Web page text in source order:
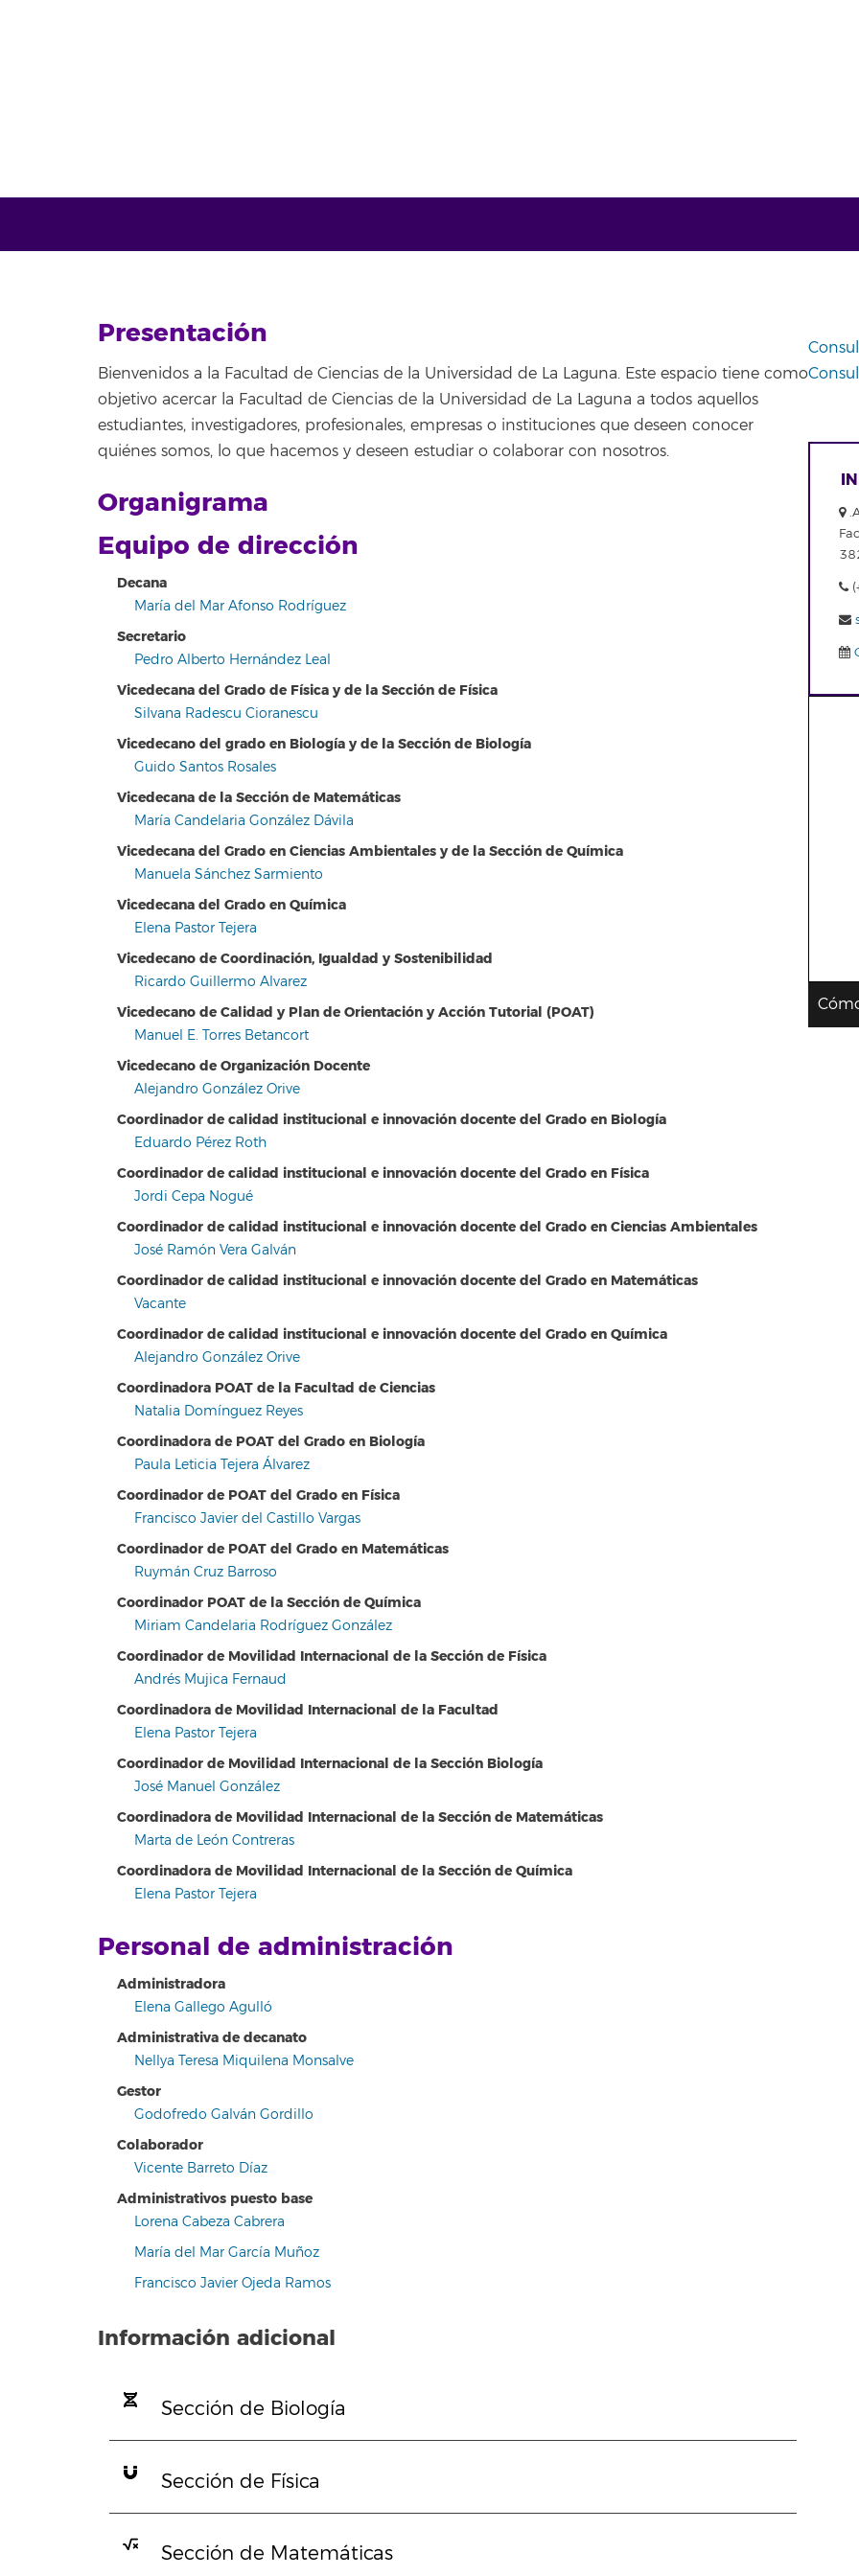
Presentación
Bienvenidos a la Facultad de Ciencias de la Universidad de La Laguna. Este espacio tiene como
objetivo acercar la Facultad de Ciencias de la Universidad de La Laguna a todos aquellos
estudiantes, investigadores, profesionales, empresas o instituciones que deseen conocer
quiénes somos, lo que hacemos y deseen estudiar o colaborar con nosotros.
Organigrama
Equipo de dirección
Decana
María del Mar Afonso Rodríguez
Secretario
Pedro Alberto Hernández Leal
Vicedecana del Grado de Física y de la Sección de Física
Silvana Radescu Cioranescu
Vicedecano del grado en Biología y de la Sección de Biología
Guido Santos Rosales
Vicedecana de la Sección de Matemáticas
María Candelaria González Dávila
Vicedecana del Grado en Ciencias Ambientales y de la Sección de Química
Manuela Sánchez Sarmiento
Vicedecana del Grado en Química
Elena Pastor Tejera
Vicedecano de Coordinación, Igualdad y Sostenibilidad
Ricardo Guillermo Alvarez
Vicedecano de Calidad y Plan de Orientación y Acción Tutorial (POAT)
Manuel E. Torres Betancort
Vicedecano de Organización Docente
Alejandro González Orive
Coordinador de calidad institucional e innovación docente del Grado en Biología
Eduardo Pérez Roth
Coordinador de calidad institucional e innovación docente del Grado en Física
Jordi Cepa Nogué
Coordinador de calidad institucional e innovación docente del Grado en Ciencias Ambientales
José Ramón Vera Galván
Coordinador de calidad institucional e innovación docente del Grado en Matemáticas
Vacante
Coordinador de calidad institucional e innovación docente del Grado en Química
Alejandro González Orive
Coordinadora POAT de la Facultad de Ciencias
Natalia Domínguez Reyes
Coordinadora de POAT del Grado en Biología
Paula Leticia Tejera Álvarez
Coordinador de POAT del Grado en Física
Francisco Javier del Castillo Vargas
Coordinador de POAT del Grado en Matemáticas
Ruymán Cruz Barroso
Coordinador POAT de la Sección de Química
Miriam Candelaria Rodríguez González
Coordinador de Movilidad Internacional de la Sección de Física
Andrés Mujica Fernaud
Coordinadora de Movilidad Internacional de la Facultad
Elena Pastor Tejera
Coordinador de Movilidad Internacional de la Sección Biología
José Manuel González
Coordinadora de Movilidad Internacional de la Sección de Matemáticas
Marta de León Contreras
Coordinadora de Movilidad Internacional de la Sección de Química
Elena Pastor Tejera
Personal de administración
Administradora
Elena Gallego Agulló
Administrativa de decanato
Nellya Teresa Miquilena Monsalve
Gestor
Godofredo Galván Gordillo
Colaborador
Vicente Barreto Díaz
Administrativos puesto base
Lorena Cabeza Cabrera
María del Mar García Muñoz
Francisco Javier Ojeda Ramos
Información adicional
Sección de Biología
Sección de Física
Sección de Matemáticas